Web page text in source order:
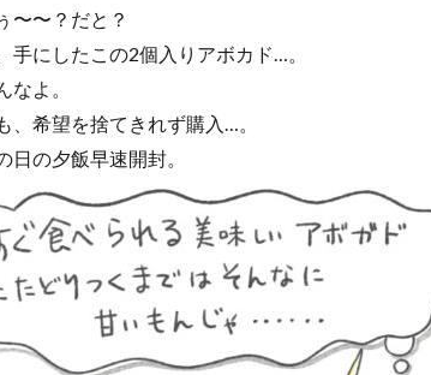
〜〜？だと？
手にしたこの2個入りアボカド…。
なよ。
、希望を捨てきれず購入…。
日の夕飯早速開封。